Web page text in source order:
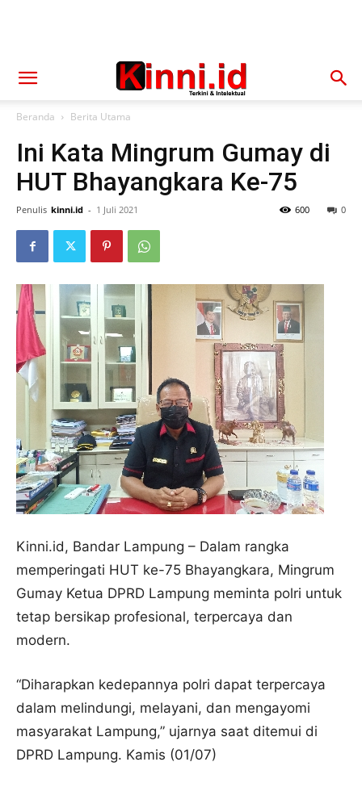
Beranda Berita Utama
Ini Kata Mingrum Gumay di
HUT Bhayangkara Ke-75
Penulis kinni.id - 1 Juli 2021 0
600
Kinni.id, Bandar Lampung – Dalam rangka
memperingati HUT ke-75 Bhayangkara, Mingrum
Gumay Ketua DPRD Lampung meminta polri untuk
tetap bersikap profesional, terpercaya dan
modern.
“Diharapkan kedepannya polri dapat terpercaya
dalam melindungi, melayani, dan mengayomi
masyarakat Lampung,” ujarnya saat ditemui di
DPRD Lampung. Kamis (01/07)